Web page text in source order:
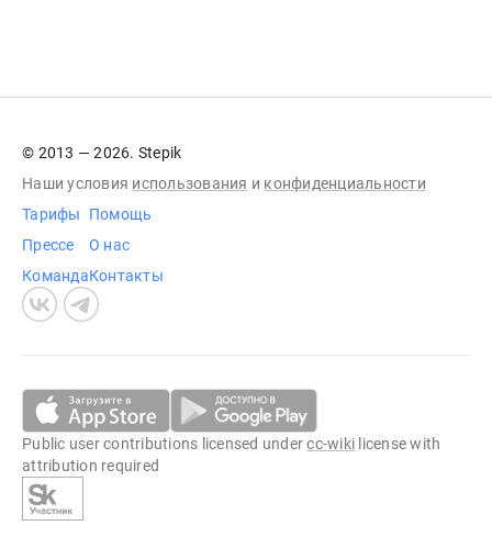
© 2013 — 2026. Stepik
Наши условия использования и конфиденциальности
Тарифы
Прессе
Команда
Помощь
О нас
Контакты
Public user contributions licensed undercc-wiki license with
attribution required